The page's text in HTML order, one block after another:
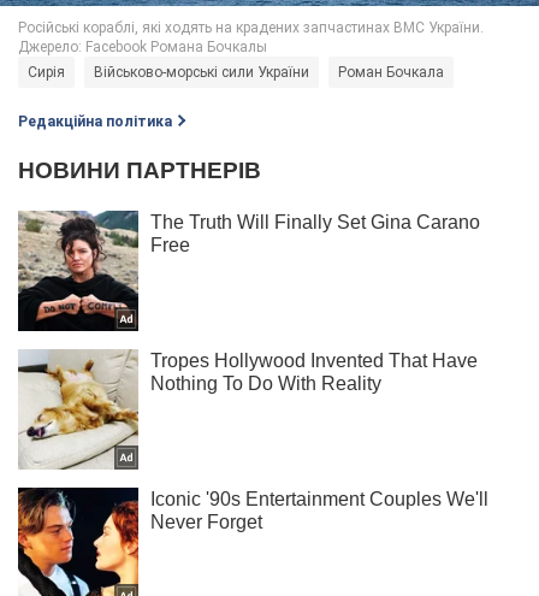
Сирія Військово-морські сили України Роман Бочкала
Редакційна політика